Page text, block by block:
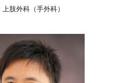
上肢外科（手外科）